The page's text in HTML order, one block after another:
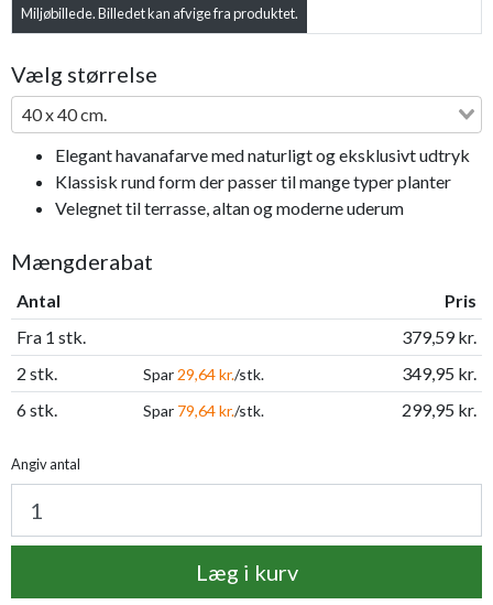
Miljøbillede. Billedet kan afvige fra produktet.
Vælg størrelse
40 x 40 cm.
Elegant havanafarve med naturligt og eksklusivt udtryk
Klassisk rund form der passer til mange typer planter
Velegnet til terrasse, altan og moderne uderum
Mængderabat
Antal
Pris
Fra 1 stk.
379,59 kr.
2 stk.
Spar 29,64 kr./stk.
349,95 kr.
6 stk.
Spar 79,64 kr./stk. 299,95 kr.
Angiv antal
Læg i kurv